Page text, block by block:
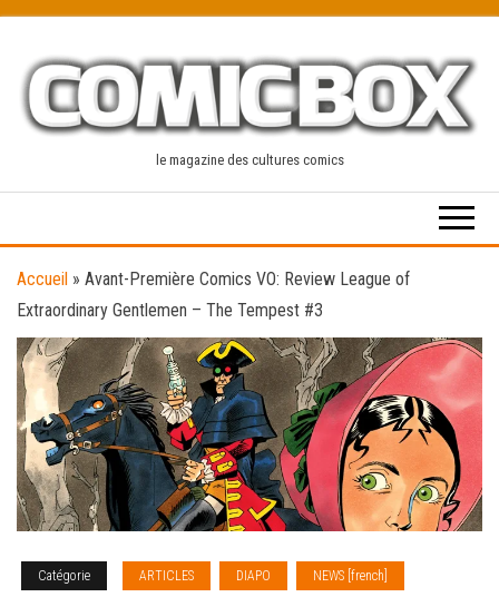
content
le magazine des cultures comics
Accueil » Avant-Première Comics VO: Review League of
Extraordinary Gentlemen – The Tempest #3
Catégorie ARTICLES DIAPO NEWS [french]